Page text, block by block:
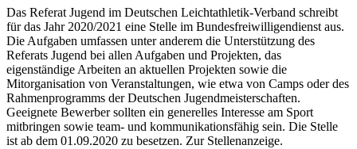
Das Referat Jugend im Deutschen Leichtathletik-Verband schreibt
für das Jahr 2020/2021 eine Stelle im Bundesfreiwilligendienst aus.
Die Aufgaben umfassen unter anderem die Unterstützung des
Referats Jugend bei allen Aufgaben und Projekten, das
eigenständige Arbeiten an aktuellen Projekten sowie die
Mitorganisation von Veranstaltungen, wie etwa von Camps oder des
Rahmenprogramms der Deutschen Jugendmeisterschaften.
Geeignete Bewerber sollten ein generelles Interesse am Sport
mitbringen sowie team- und kommunikationsfähig sein. Die Stelle
ist ab dem 01.09.2020 zu besetzen. Zur Stellenanzeige.